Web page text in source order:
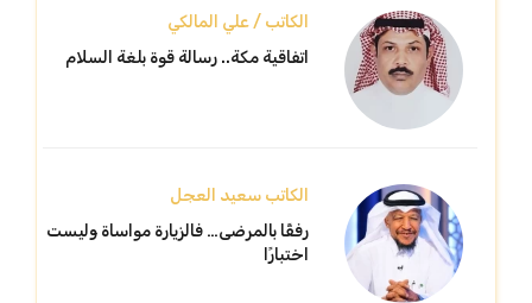
الكاتب / علي المالكي
اتفاقية مكة.. رسالة قوة بلغة السلام
الكاتب سعيد العجل
رفقًا بالمرضى… فالزيارة مواساة وليست
اختبارًا